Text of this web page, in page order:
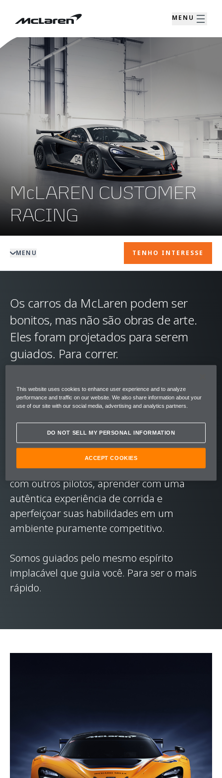
MENU
McLAREN CUSTOMER
RACING
MENU TENHO INTERESSE
Os carros da McLaren podem ser
bonitos, mas não são obras de arte.
Eles foram projetados para serem
guiados. Para correr.
os proprietários tenham a oportunidade de
competir nos maiores circuitos do mundo,
em um GT pronto para correr.
O foco é na melhoria do piloto. Dar aos
proprietários a chance de medir suas forças
com outros pilotos, aprender com uma
autêntica experiência de corrida e
aperfeiçoar suas habilidades em um
ambiente puramente competitivo.
Somos guiados pelo mesmo espírito
implacável que guia você. Para ser o mais
rápido.
This website uses cookies to enhance user experience and to analyze
performance and traffic on our website. We also share information about your
use of our site with our social media, advertising and analytics partners.
DO NOT SELL MY PERSONAL INFORMATION
ACCEPT COOKIES